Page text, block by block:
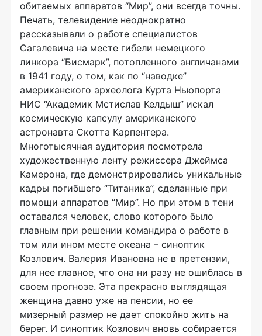
обитаемых аппаратов “Мир”, они всегда точны.
Печать, телевидение неоднократно
рассказывали о работе специалистов
Сагалевича на месте гибели немецкого
линкора “Бисмарк”, потопленного англичанами
в 1941 году, о том, как по “наводке”
американского археолога Курта Ньюпорта
НИС “Академик Мстислав Келдыш” искал
космическую капсулу американского
астронавта Скотта Карпентера.
Многотысячная аудитория посмотрела
художественную ленту режиссера Джеймса
Камерона, где демонстрировались уникальные
кадры погибшего “Титаника”, сделанные при
помощи аппаратов “Мир”. Но при этом в тени
оставался человек, слово которого было
главным при решении командира о работе в
том или ином месте океана – синоптик
Козлович. Валерия Ивановна не в претензии,
для нее главное, что она ни разу не ошиблась в
своем прогнозе. Эта прекрасно выглядящая
женщина давно уже на пенсии, но ее
мизерный размер не дает спокойно жить на
берег. И синоптик Козлович вновь собирается